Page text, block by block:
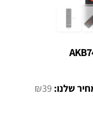
₪39 המחיר